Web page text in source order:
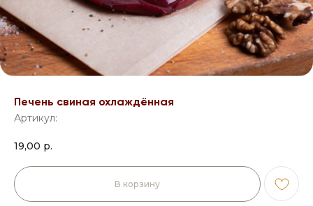
Печень свиная охлаждённая
Артикул:
19,00 р.
В корзину